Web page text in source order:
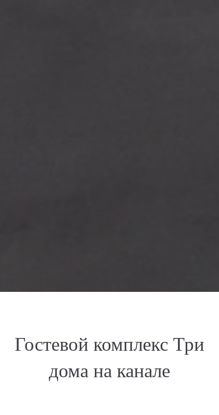
Гостевой комплекс Три
дома на канале